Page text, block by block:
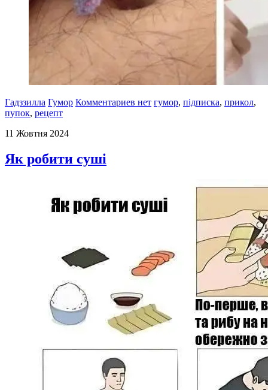
Гадззилла Гумор Комментариев нет гумор, підписка, прикол,
пупок, рецепт
11 Жовтня 2024
Як робити суші